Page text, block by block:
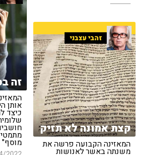
זה
אותן
כיצד
מוסף"
זהבי עצבני
קצת אמונה לא תזיק
המאזינה הקבועה פרשה את
משנתה באשר לאנושות